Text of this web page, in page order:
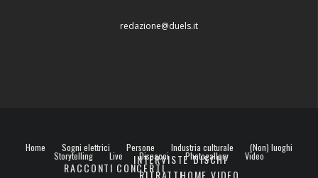
redazione@duels.it
Home Sogni elettrici Persone
INTERVISTE
Industria culturale
DISCHI
(Non) luoghi
Storytelling
RACCONTI
Live
CONCERTI
Dispacci Photogallery Video